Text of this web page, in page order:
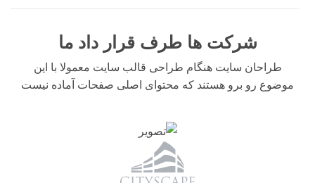
شرکت ها طرف قرار داد ما
طراحان سایت هنگام طراحی قالب سایت معمولا با این
موضوع رو برو هستند که محتوای اصلی صفحات آماده نیست